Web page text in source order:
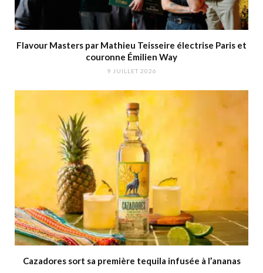
Flavour Masters par Mathieu Teisseire électrise Paris et
couronne Émilien Way
9 JUILLET 2026
Cazadores sort sa première tequila infusée à l’ananas